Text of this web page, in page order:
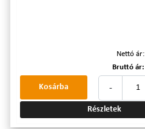
Nettó ár:
Bruttó ár:
-
Kosárba
Részletek